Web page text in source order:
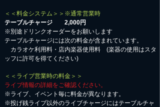
＜＜料金システム＞＞※通常営業時
テーブルチャージ 2,000円
※別途ドリンクオーダーをお願いします
テーブルチャージには次の料金が含まれています。
カラオケ利用料・店内楽器使用料 (楽器の使用はスタ
ッフに許可を得てください)
＜＜ライブ営業時の料金＞＞
ライブ情報の詳細をご確認ください。
※ライブ、イベント毎に料金が異なります。
※投げ銭ライブ以外のライブチャージにはテーブルチャ